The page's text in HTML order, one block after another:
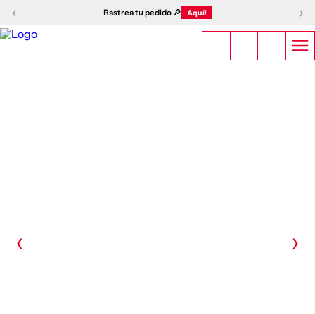
‹ Rastrea tu pedido 🔎 Aquí! ›
‹ ›